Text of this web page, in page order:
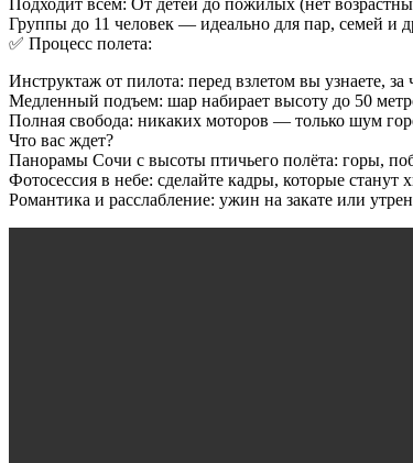
Группы до 11 человек — идеально для пар, семей и
✅ Процесс полета:
Инструктаж от пилота: перед взлетом вы узнаете, за
Медленный подъем: шар набирает высоту до 50
Полная свобода: никаких моторов — только шум
Что вас ждет?
Панорамы Сочи с высоты птичьего полёта: горы,
Фотосессия в небе: сделайте кадры, которые станут
Романтика и расслабление: ужин на закате или